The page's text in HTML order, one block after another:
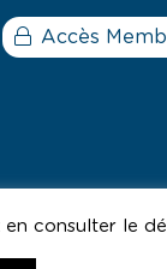
Accès
consulter le